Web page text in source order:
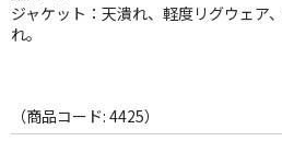
WORLD
ジャケット：天潰れ、軽度リグウェア
れ。
（商品コード: 4425）